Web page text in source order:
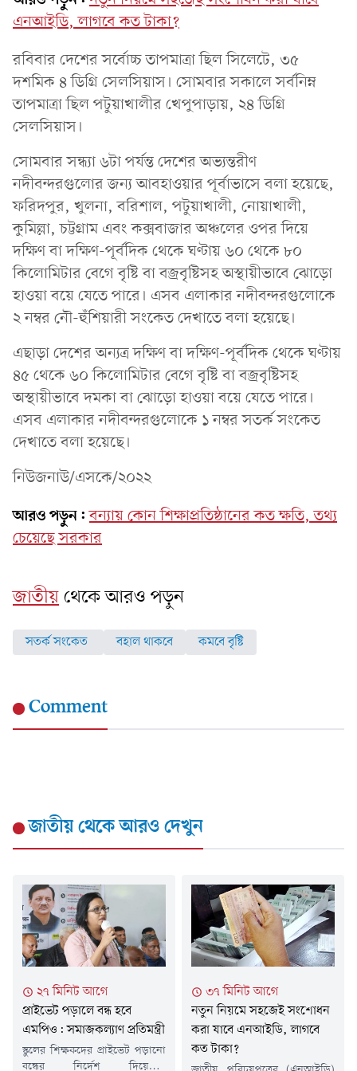
এনআইডি, লাগবে কত টাকা?
রবিবার দেশের সর্বোচ্চ তাপমাত্রা ছিল সিলেটে, ৩৫
দশমিক ৪ ডিগ্রি সেলসিয়াস। সোমবার সকালে সর্বনিম্ন
তাপমাত্রা ছিল পটুয়াখালীর খেপুপাড়ায়, ২৪ ডিগ্রি
সেলসিয়াস।
সোমবার সন্ধ্যা ৬টা পর্যন্ত দেশের অভ্যন্তরীণ
নদীবন্দরগুলোর জন্য আবহাওয়ার পূর্বাভাসে বলা হয়েছে,
ফরিদপুর, খুলনা, বরিশাল, পটুয়াখালী, নোয়াখালী,
কুমিল্লা, চট্টগ্রাম এবং কক্সবাজার অঞ্চলের ওপর দিয়ে
দক্ষিণ বা দক্ষিণ-পূর্বদিক থেকে ঘণ্টায় ৬০ থেকে ৮০
কিলোমিটার বেগে বৃষ্টি বা বজ্রবৃষ্টিসহ অস্থায়ীভাবে ঝোড়ো
হাওয়া বয়ে যেতে পারে। এসব এলাকার নদীবন্দরগুলোকে
২ নম্বর নৌ-হুঁশিয়ারী সংকেত দেখাতে বলা হয়েছে।
এছাড়া দেশের অন্যত্র দক্ষিণ বা দক্ষিণ-পূর্বদিক থেকে ঘণ্টায়
৪৫ থেকে ৬০ কিলোমিটার বেগে বৃষ্টি বা বজ্রবৃষ্টিসহ
অস্থায়ীভাবে দমকা বা ঝোড়ো হাওয়া বয়ে যেতে পারে।
এসব এলাকার নদীবন্দরগুলোকে ১ নম্বর সতর্ক সংকেত
দেখাতে বলা হয়েছে।
নিউজনাউ/এসকে/২০২২
আরও পড়ুন: বন্যায় কোন শিক্ষাপ্রতিষ্ঠানের কত ক্ষতি, তথ্য
চেয়েছে সরকার
জাতীয়থেকে আরও পড়ুন
সতর্ক সংকেত বহাল থাকবে কমবে বৃষ্টি
Comment
জাতীয়থেকে আরও দেখুন
২৭ মিনিট আগে
প্রাইভেট পড়ালে বন্ধ হবে
এমপিও: সমাজকল্যাণ প্রতিমন্ত্রী
স্কুলের শিক্ষকদের প্রাইভেট পড়ানো
বন্ধের নির্দেশ দিয়েছেন
৩৭ মিনিট আগে
নতুন নিয়মে সহজেই সংশোধন
করা যাবে এনআইডি, লাগবে
কত টাকা?